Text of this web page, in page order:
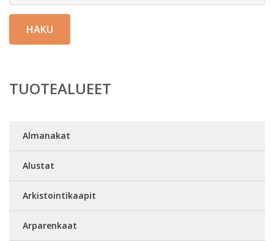
HAKU
TUOTEALUEET
Almanakat
Alustat
Arkistointikaapit
Arparenkaat